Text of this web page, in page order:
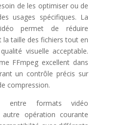
de les optimiser ou de
usages spécifiques. La
permet de réduire
la taille des fichiers tout en
visuelle acceptable.
FFmpeg excellent dans
un contrôle précis sur
compression.
entre formats vidéo
opération courante